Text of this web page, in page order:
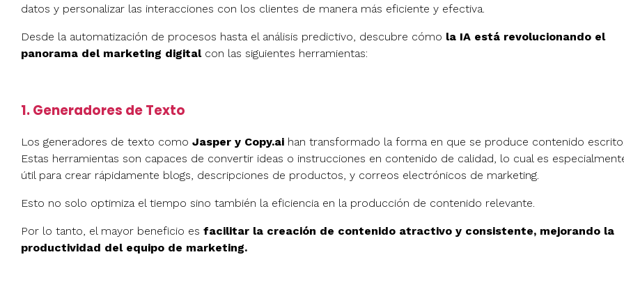
datos y personalizar las interacciones con los clientes de manera más eficiente y efectiva.
Desde la automatización de procesos hasta el análisis predictivo, descubre cómo la IA está revolucionando el
panorama del marketing digital con las siguientes herramientas:
1. Generadores de Texto
Los generadores de texto como Jasper y Copy.ai han transformado la forma en que se produce contenido
Estas herramientas son capaces de convertir ideas o instrucciones en contenido de calidad, lo cual es
útil para crear rápidamente blogs, descripciones de productos, y correos electrónicos de marketing.
Esto no solo optimiza el tiempo sino también la eficiencia en la producción de contenido relevante.
Por lo tanto, el mayor beneficio es facilitar la creación de contenido atractivo y consistente, mejorando la
productividad del equipo de marketing.